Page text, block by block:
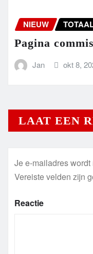
NIEUW
Pagina
Jan okt 8,
LAAT EEN
Je e-mailadres
Vereiste velden zijn
Reactie